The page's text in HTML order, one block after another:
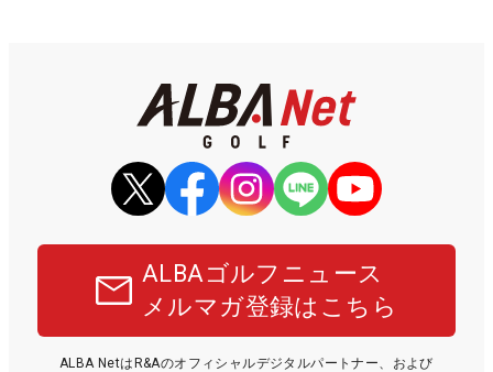
ALBAゴルフニュース
メルマガ登録はこちら
ALBA NetはR&Aのオフィシャルデジタルパートナー、および